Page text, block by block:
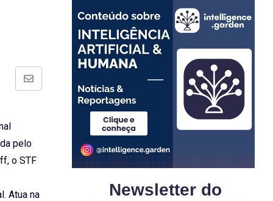
Share
pelo
o STF
Atua na